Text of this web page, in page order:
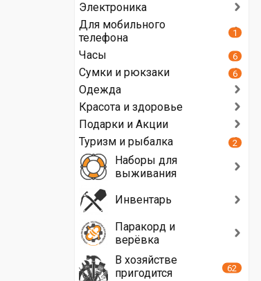
Электроника
Для мобильного
телефона
1
Часы 6
Сумки и рюкзаки 6
Одежда
Красота и здоровье
Подарки и Акции
Туризм и рыбалка
2
Наборы для
выживания
Инвентарь
Паракорд и
верёвка
В хозяйстве
пригодится
62